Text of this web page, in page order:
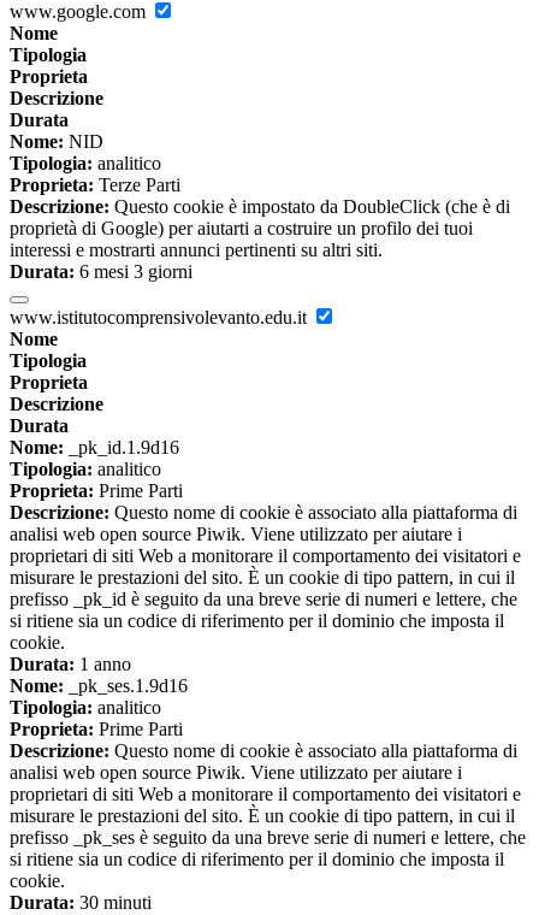
www.google.com
Nome
Tipologia
Proprieta
Descrizione
Durata
Nome: NID
Tipologia: analitico
Proprieta: Terze Parti
Descrizione: Questo cookie è impostato da DoubleClick (che è di
proprietà di Google) per aiutarti a costruire un profilo dei tuoi
interessi e mostrarti annunci pertinenti su altri siti.
Durata: 6 mesi 3 giorni
www.istitutocomprensivolevanto.edu.it
Nome
Tipologia
Proprieta
Descrizione
Durata
Nome: _pk_id.1.9d16
Tipologia: analitico
Proprieta: Prime Parti
Descrizione: Questo nome di cookie è associato alla piattaforma di
analisi web open source Piwik. Viene utilizzato per aiutare i
proprietari di siti Web a monitorare il comportamento dei visitatori e
misurare le prestazioni del sito. È un cookie di tipo pattern, in cui il
prefisso _pk_id è seguito da una breve serie di numeri e lettere, che
si ritiene sia un codice di riferimento per il dominio che imposta il
cookie.
Durata: 1 anno
Nome: _pk_ses.1.9d16
Tipologia: analitico
Proprieta: Prime Parti
Descrizione: Questo nome di cookie è associato alla piattaforma di
analisi web open source Piwik. Viene utilizzato per aiutare i
proprietari di siti Web a monitorare il comportamento dei visitatori e
misurare le prestazioni del sito. È un cookie di tipo pattern, in cui il
prefisso _pk_ses è seguito da una breve serie di numeri e lettere, che
si ritiene sia un codice di riferimento per il dominio che imposta il
cookie.
Durata: 30 minuti